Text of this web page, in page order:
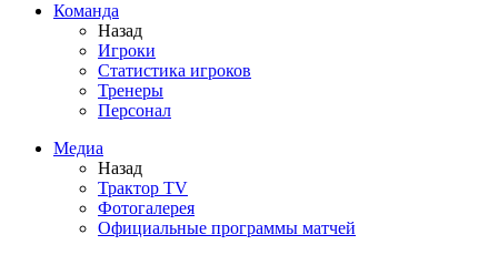
Команда
Назад
Игроки
Статистика игроков
Тренеры
Персонал
Медиа
Назад
Трактор TV
Фотогалерея
Официальные программы матчей